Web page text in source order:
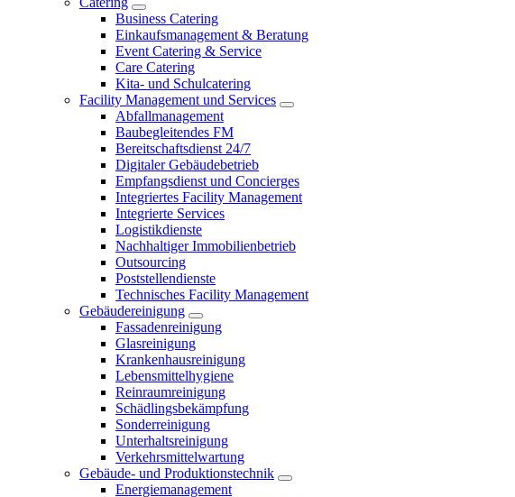
Business Catering
Einkaufsmanagement & Beratung
Event Catering & Service
Care Catering
Kita- und Schulcatering
Facility Management und Services
Abfallmanagement
Baubegleitendes FM
Bereitschaftsdienst 24/7
Digitaler Gebäudebetrieb
Empfangsdienst und Concierges
Integriertes Facility Management
Integrierte Services
Logistikdienste
Nachhaltiger Immobilienbetrieb
Outsourcing
Poststellendienste
Technisches Facility Management
Gebäudereinigung
Fassadenreinigung
Glasreinigung
Krankenhausreinigung
Lebensmittelhygiene
Reinraumreinigung
Schädlingsbekämpfung
Sonderreinigung
Unterhaltsreinigung
Verkehrsmittelwartung
Gebäude- und Produktionstechnik
Energiemanagement